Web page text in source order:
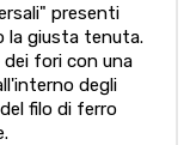
presenti
la giusta tenuta.
dei fori con una
degli
filo di ferro